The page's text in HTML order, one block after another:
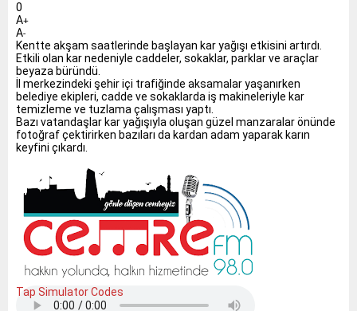
0
A+
A-
Kentte akşam saatlerinde başlayan kar yağışı etkisini artırdı.
Etkili olan kar nedeniyle caddeler, sokaklar, parklar ve araçlar
beyaza büründü.
İl merkezindeki şehir içi trafiğinde aksamalar yaşanırken
belediye ekipleri, cadde ve sokaklarda iş makineleriyle kar
temizleme ve tuzlama çalışması yaptı.
Bazı vatandaşlar kar yağışıyla oluşan güzel manzaralar önünde
fotoğraf çektirirken bazıları da kardan adam yaparak karın
keyfini çıkardı.
Tap Simulator Codes